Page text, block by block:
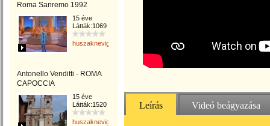
Roma Sanremo 1992
15 éve
Látták:1069
huszaknevighgabriella
Antonello Venditti - ROMA
CAPOCCIA
15 éve
Látták:1520
huszaknevighgabriella
Leírás Videó beágyazása